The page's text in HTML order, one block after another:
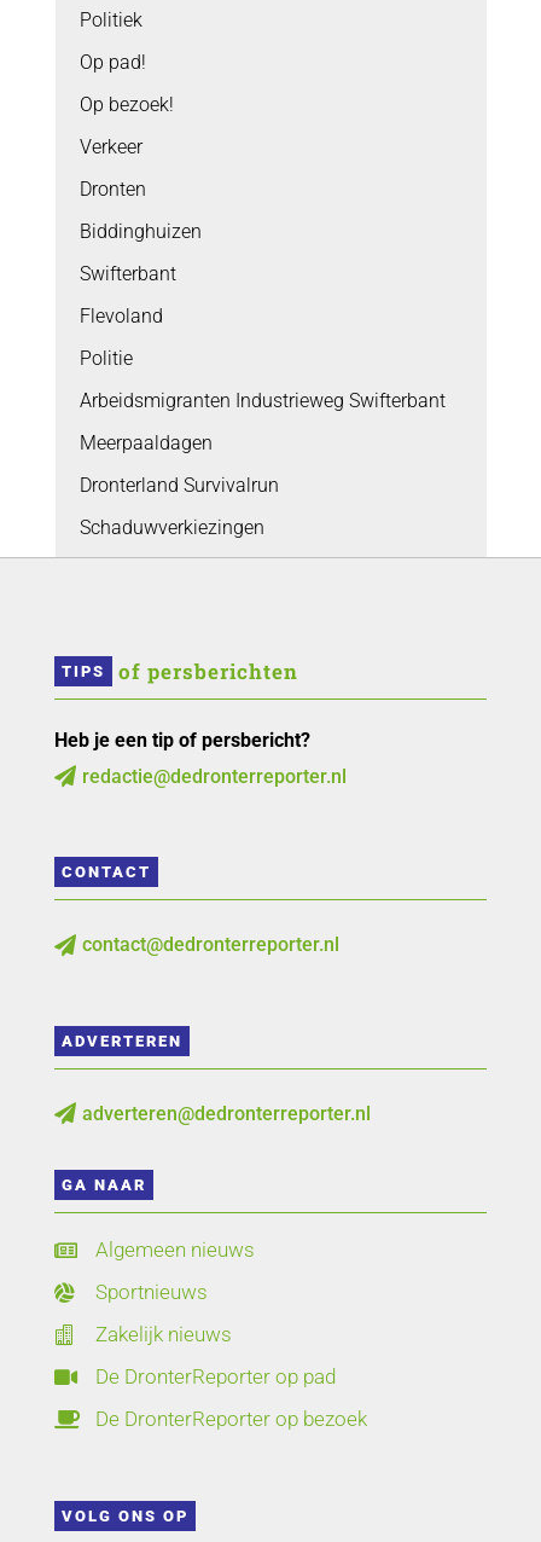
Politiek
Op pad!
Op bezoek!
Verkeer
Dronten
Biddinghuizen
Swifterbant
Flevoland
Politie
Arbeidsmigranten Industrieweg Swifterbant
Meerpaaldagen
Dronterland Survivalrun
Schaduwverkiezingen
TIPS of persberichten
Heb je een tip of persbericht?
 redactie@dedronterreporter.nl
CONTACT
 contact@dedronterreporter.nl
ADVERTEREN
 adverteren@dedronterreporter.nl
GA NAAR
 Algemeen nieuws
 Sportnieuws
 Zakelijk nieuws
 De DronterReporter op pad
 De DronterReporter op bezoek
VOLG ONS OP